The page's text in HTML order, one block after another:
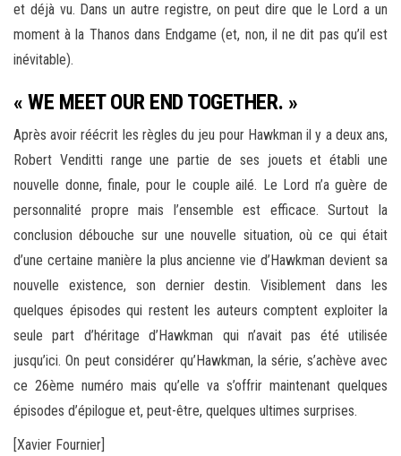
et déjà vu. Dans un autre registre, on peut dire que le Lord a un
moment à la Thanos dans Endgame (et, non, il ne dit pas qu’il est
inévitable).
« WE MEET OUR END TOGETHER. »
Après avoir réécrit les règles du jeu pour Hawkman il y a deux ans,
Robert Venditti range une partie de ses jouets et établi une
nouvelle donne, finale, pour le couple ailé. Le Lord n’a guère de
personnalité propre mais l’ensemble est efficace. Surtout la
conclusion débouche sur une nouvelle situation, où ce qui était
d’une certaine manière la plus ancienne vie d’Hawkman devient sa
nouvelle existence, son dernier destin. Visiblement dans les
quelques épisodes qui restent les auteurs comptent exploiter la
seule part d’héritage d’Hawkman qui n’avait pas été utilisée
jusqu’ici. On peut considérer qu’Hawkman, la série, s’achève avec
ce 26ème numéro mais qu’elle va s’offrir maintenant quelques
épisodes d’épilogue et, peut-être, quelques ultimes surprises.
[Xavier Fournier]